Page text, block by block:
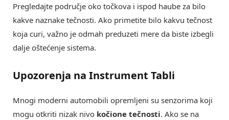
Pregledajte područje oko točkova i ispod haube za bilo
kakve naznake tečnosti. Ako primetite bilo kakvu tečnost
koja curi, važno je odmah preduzeti mere da biste izbegli
dalje oštećenje sistema.
Upozorenja na Instrument Tabli
Mnogi moderni automobili opremljeni su senzorima koji
mogu otkriti nizak nivo kočione tečnosti. Ako se na